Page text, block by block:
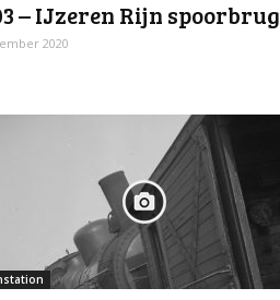
– IJzeren Rijn spoorbrug
2020